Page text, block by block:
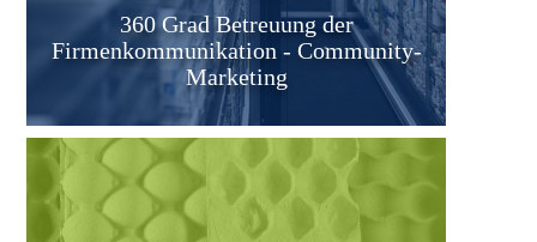
360 Grad Betreuung der
Firmenkommunikation - Community-
Marketing